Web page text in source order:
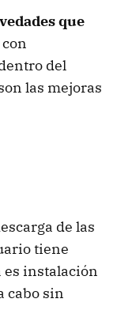
que
del
las mejoras
de las
tiene
es instalación
cabo sin